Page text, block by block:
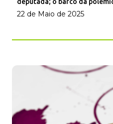
22 de Maio de 2025